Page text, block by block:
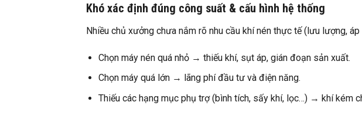
Khó xác định đúng công suất & cấu hình hệ thống
Nhiều chủ xưởng chưa nắm rõ nhu cầu khí nén thực tế (lưu lượng,
Chọn máy nén quá nhỏ → thiếu khí, sụt áp, gián đoạn sản xuất.
Chọn máy quá lớn → lãng phí đầu tư và điện năng.
Thiếu các hạng mục phụ trợ (bình tích, sấy khí, lọc…) → khí kém